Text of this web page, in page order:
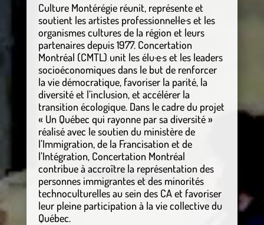
Culture Montérégie réunit, représente et
soutient les artistes professionnel·le·s et les
organismes cultures de la région et leurs
partenaires depuis 1977. Concertation
Montréal (CMTL) unit les élu·e·s et les leaders
socioéconomiques dans le but de renforcer
la vie démocratique, favoriser la parité, la
diversité et l’inclusion, et accélérer la
transition écologique. Dans le cadre du projet
« Un Québec qui rayonne par sa diversité »
réalisé avec le soutien du ministère de
l’Immigration, de la Francisation et de
l’Intégration, Concertation Montréal
contribue à accroître la représentation des
personnes immigrantes et des minorités
technoculturelles au sein des CA et favoriser
leur pleine participation à la vie collective du
Québec.